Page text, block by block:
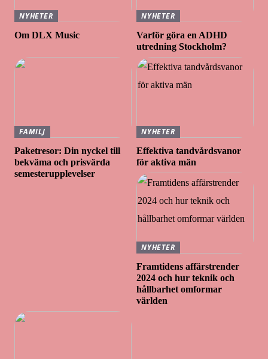
NYHETER
Om DLX Music
NYHETER
Varför göra en ADHD
utredning Stockholm?
FAMILJ
Paketresor: Din nyckel till
bekväma och prisvärda
semesterupplevelser
NYHETER
Effektiva tandvårdsvanor
för aktiva män
NYHETER
Framtidens affärstrender
2024 och hur teknik och
hållbarhet omformar
världen